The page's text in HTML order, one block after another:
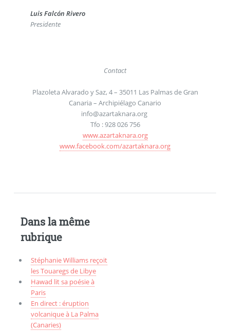
Luis Falcón Rivero
Presidente
Contact
Plazoleta Alvarado y Saz, 4 – 35011 Las Palmas de Gran
Canaria – Archipiélago Canario
info@azartaknara.org
Tfo : 928 026 756
www.azartaknara.org
www.facebook.com/azartaknara.org
Dans la même
rubrique
Stéphanie Williams reçoit
les Touaregs de Libye
Hawad lit sa poésie à
Paris
En direct : éruption
volcanique à La Palma
(Canaries)